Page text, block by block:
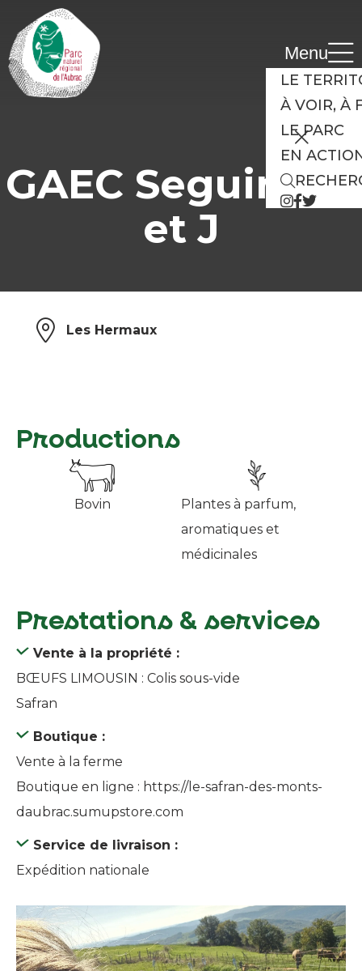
Menu
LE
À VOIR, À
LE PARC
EN
GAEC Seguin PH
et J
Les Hermaux
Productions
Bovin
Plantes à parfum,
aromatiques et
médicinales
Prestations & services
Vente à la propriété :
BŒUFS LIMOUSIN : Colis sous-vide
Safran
Boutique :
Vente à la ferme
Boutique en ligne : https://le-safran-des-monts-
daubrac.sumupstore.com
Service de livraison :
Expédition nationale
Cookies management panel